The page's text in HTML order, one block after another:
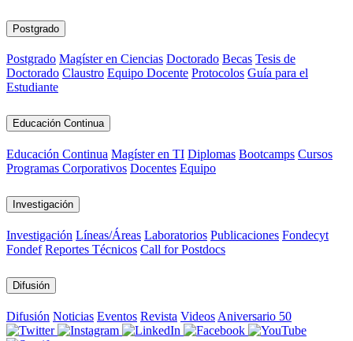
Postgrado
Postgrado Magíster en Ciencias Doctorado Becas Tesis de
Doctorado Claustro Equipo Docente Protocolos Guía para el
Estudiante
Educación Continua
Educación Continua Magíster en TI Diplomas Bootcamps Cursos
Programas Corporativos Docentes Equipo
Investigación
Investigación Líneas/Áreas Laboratorios Publicaciones Fondecyt
Fondef Reportes Técnicos Call for Postdocs
Difusión
Difusión Noticias Eventos Revista Videos Aniversario 50